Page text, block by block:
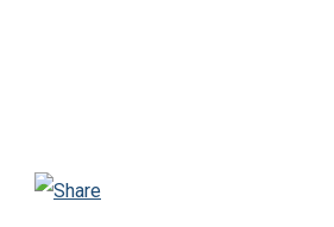
Odnoklassniki